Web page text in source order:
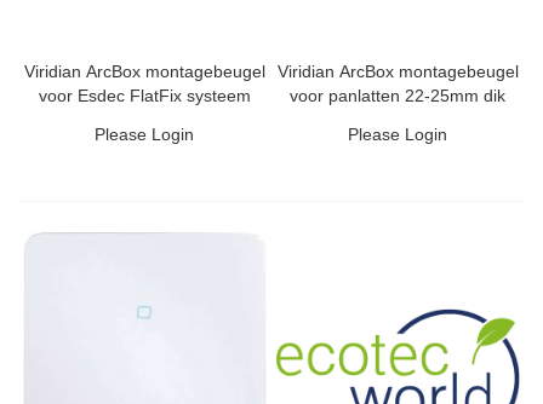
Viridian ArcBox montagebeugel
voor Esdec FlatFix systeem
Please Login
Viridian ArcBox montagebeugel
voor panlatten 22-25mm dik
Please Login